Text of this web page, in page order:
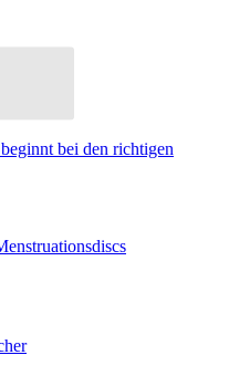
bei den richtigen